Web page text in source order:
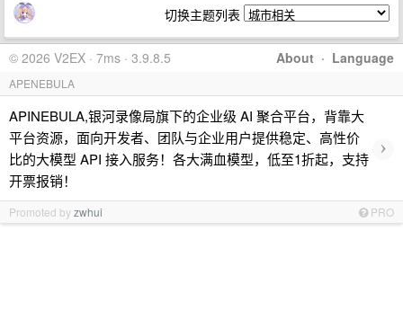
切换主题列表
About · Language
© 2026 V2EX · 7ms · 3.9.8.5
APENEBULA
APINEBULA,银河录像局旗下的企业级 AI 聚合平台，背靠大
平台资源，面向开发者、团队与企业用户提供稳定、高性价
比的大模型 API 接入服务！各大满血模型，低至1折起，支持
开票报销！
›
Promoted byzwhui PRO